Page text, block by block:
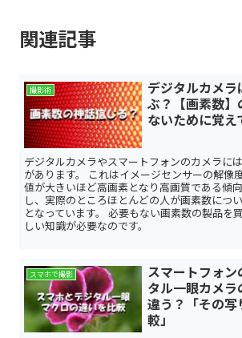
関連記事
撮影術
デジタルカメ
ぶ？【画素数
ないために覚
デジタルカメラやスマートフォンのカメラに
があります。 これはイメージセンサーの解像
値が大きいほど高画素となり高画質である傾
し、実際のところほとんどの人が画素数につ
となっています。 必要もない画素数の製品を
しい知識が必要なのです。
スマホで撮影
スマートフォ
タル一眼カメ
違う？「その
較」